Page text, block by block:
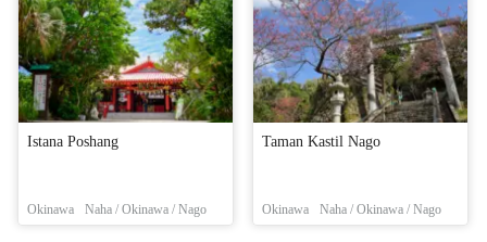
Istana Poshang
Okinawa Naha / Okinawa / Nago
Taman Kastil Nago
Okinawa Naha / Okinawa / Nago